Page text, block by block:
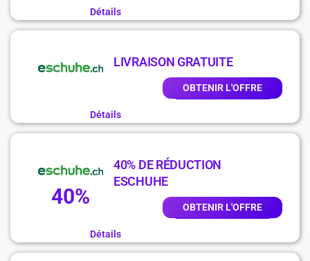
Détails
LIVRAISON GRATUITE
OBTENIR L'OFFRE
Détails
40%
40% DE RÉDUCTION
ESCHUHE
OBTENIR L'OFFRE
Détails